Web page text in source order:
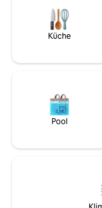
Cup/Drip-
Barsch, wir stellen
Angelruten/Angelkasten
$.
Küche
Pool